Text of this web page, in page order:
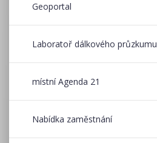
Geoportal
Laboratoř dálkového průzkumu
místní Agenda 21
Nabídka zaměstnání